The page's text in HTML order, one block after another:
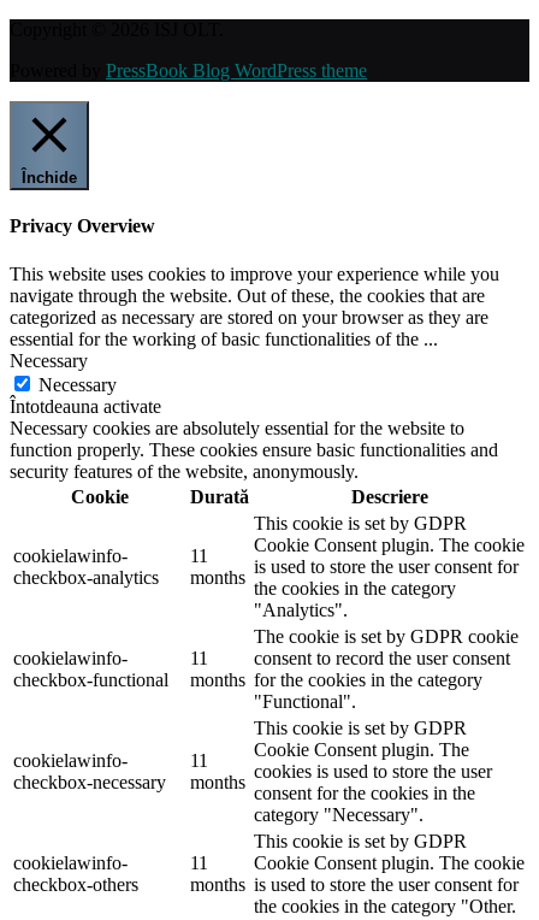
PressBook Blog WordPress theme
Închide
Privacy Overview
This website uses cookies to improve your experience while you
navigate through the website. Out of these, the cookies that are
categorized as necessary are stored on your browser as they are
essential for the working of basic functionalities of the ...
Necessary
Necessary
Întotdeauna activate
Necessary cookies are absolutely essential for the website to
function properly. These cookies ensure basic functionalities and
security features of the website, anonymously.
Cookie
Durată Descriere
cookielawinfo-
checkbox-analytics
11
months
This cookie is set by GDPR
Cookie Consent plugin. The cookie
is used to store the user consent for
the cookies in the category
"Analytics".
cookielawinfo-
checkbox-functional
11
months
The cookie is set by GDPR cookie
consent to record the user consent
for the cookies in the category
"Functional".
cookielawinfo-
checkbox-necessary
11
months
This cookie is set by GDPR
Cookie Consent plugin. The
cookies is used to store the user
consent for the cookies in the
category "Necessary".
cookielawinfo-
checkbox-others
11
months
This cookie is set by GDPR
Cookie Consent plugin. The cookie
is used to store the user consent for
the cookies in the category "Other.